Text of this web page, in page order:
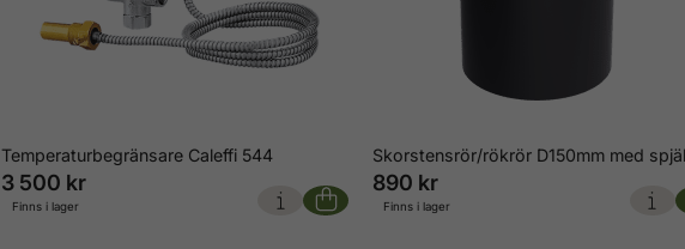
Temperaturbegränsare Caleffi 544
3 500 kr
Finns i lager
Skorstensrör/rökrör D150mm med
890 kr
Finns i lager